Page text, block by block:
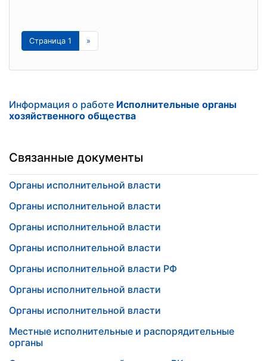
Страница 1 »
Информация о работе Исполнительные органы
хозяйственного общества
Связанные документы
Органы исполнительной власти
Органы исполнительной власти
Органы исполнительной власти
Органы исполнительной власти
Органы исполнительной власти РФ
Органы исполнительной власти
Органы исполнительной власти
Местные исполнительные и распорядительные
органы